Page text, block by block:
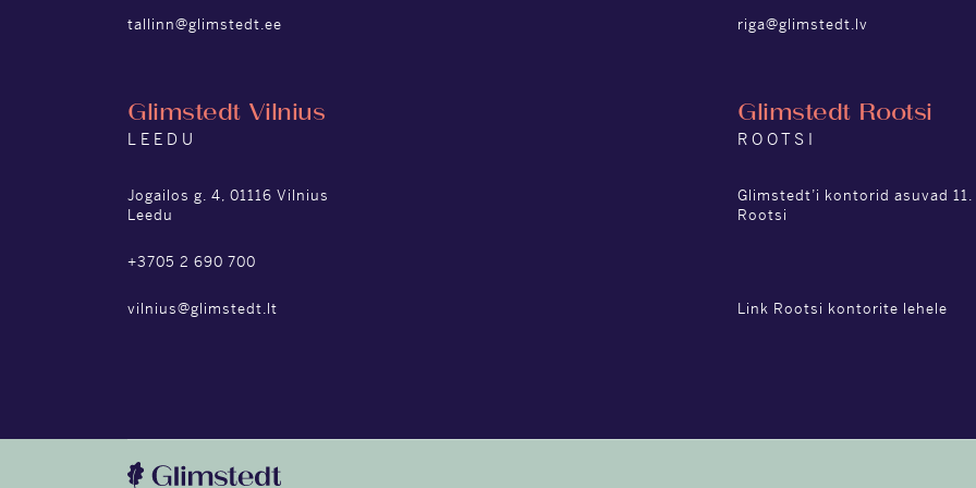
tallinn@glimstedt.ee riga@glimstedt.lv
Glimstedt Vilnius
LEEDU
Jogailos g. 4, 01116 Vilnius
Leedu
+3705 2 690 700
vilnius@glimstedt.lt
Glimstedt Rootsi
ROOTSI
Glimstedt’i kontorid asuvad
Rootsi
Link Rootsi kontorite lehele